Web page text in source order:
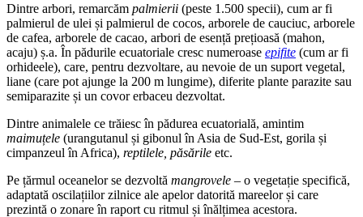
Dintre arbori, remarcăm palmierii (peste 1.500 specii), cum ar fi
palmierul de ulei și palmierul de cocos, arborele de cauciuc, arborele
de cafea, arborele de cacao, arbori de esență prețioasă (mahon,
acaju) ș.a. În pădurile ecuatoriale cresc numeroase epifite (cum ar fi
orhideele), care, pentru dezvoltare, au nevoie de un suport vegetal,
liane (care pot ajunge la 200 m lungime), diferite plante parazite sau
semiparazite și un covor erbaceu dezvoltat.
Dintre animalele ce trăiesc în pădurea ecuatorială, amintim
maimuțele (urangutanul și gibonul în Asia de Sud-Est, gorila și
cimpanzeul în Africa), reptilele, păsările etc.
Pe țărmul oceanelor se dezvoltă mangrovele – o vegetație specifică,
adaptată oscilațiilor zilnice ale apelor datorită mareelor și care
prezintă o zonare în raport cu ritmul și înălțimea acestora.